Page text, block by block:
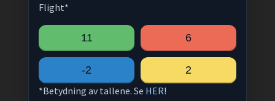
Flight*
11 6
-2
2
*Betydning av tallene. Se HER!